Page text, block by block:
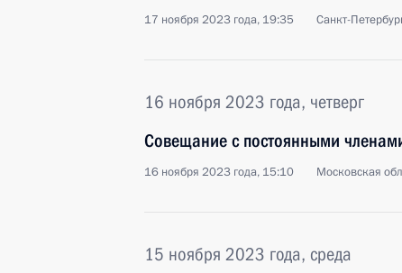
17 ноября 2023 года, 19:35 Санкт-
16 ноября 2023 года, четверг
Совещание с постоянными
16 ноября 2023 года, 15:10 Московская
15 ноября 2023 года, среда